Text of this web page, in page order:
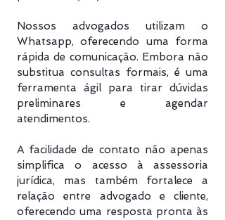
Nossos advogados utilizam o
Whatsapp, oferecendo uma forma
rápida de comunicação. Embora não
substitua consultas formais, é uma
ferramenta ágil para tirar dúvidas
preliminares e agendar
atendimentos.
A facilidade de contato não apenas
simplifica o acesso à assessoria
jurídica, mas também fortalece a
relação entre advogado e cliente,
oferecendo uma resposta pronta às